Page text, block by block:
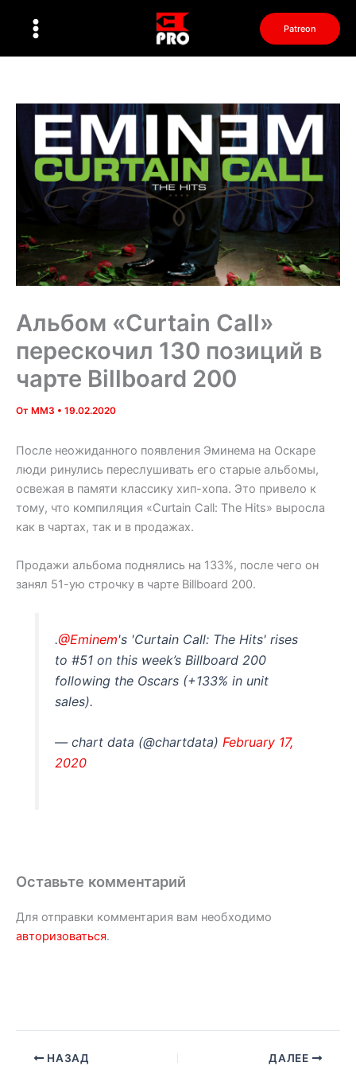
Patreon
Альбом «Curtain Call»
перескочил 130 позиций в
чарте Billboard 200
От MM3 • 19.02.2020
После неожиданного появления Эминема на Оскаре
люди ринулись переслушивать его старые альбомы,
освежая в памяти классику хип-хопа. Это привело к
тому, что компиляция «Curtain Call: The Hits» выросла
как в чартах, так и в продажах.
Продажи альбома поднялись на 133%, после чего он
занял 51-ую строчку в чарте Billboard 200.
.@Eminem's 'Curtain Call: The Hits' rises
to #51 on this week’s Billboard 200
following the Oscars (+133% in unit
sales).
— chart data (@chartdata)February 17,
2020
Оставьте комментарий
Для отправки комментария вам необходимо
авторизоваться.
НАЗАД ДАЛЕЕ